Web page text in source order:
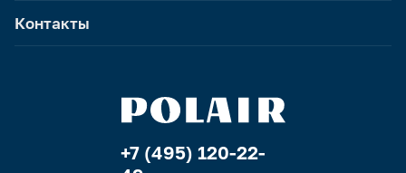
Контакты
+7 (495) 120-22-